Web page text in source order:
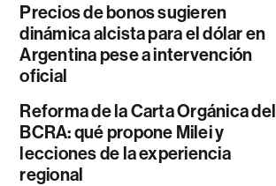
Precios de bonos sugieren
dinámica alcista para el dólar en
Argentina pese a intervención
oficial
Reforma de la Carta Orgánica del
BCRA: qué propone Milei y
lecciones de la experiencia
regional